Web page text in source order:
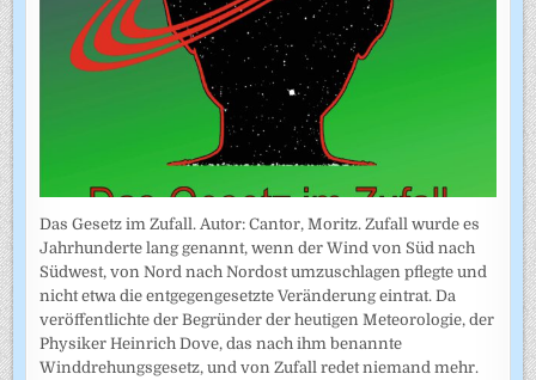
Das Gesetz im Zufall. Autor: Cantor, Moritz. Zufall wurde es
Jahrhunderte lang genannt, wenn der Wind von Süd nach
Südwest, von Nord nach Nordost umzuschlagen pflegte und
nicht etwa die entgegengesetzte Veränderung eintrat. Da
veröffentlichte der Begründer der heutigen Meteorologie, der
Physiker Heinrich Dove, das nach ihm benannte
Winddrehungsgesetz, und von Zufall redet niemand mehr.